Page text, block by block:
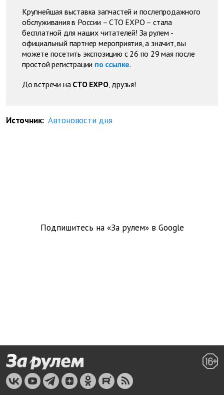
Крупнейшая выставка запчастей и послепродажного
обслуживания в России – СТО EXPO – стала
бесплатной для наших читателей! За рулем -
официальный партнер мероприятия, а значит, вы
можете посетить экспозицию с 26 по 29 мая после
простой регистрации по ссылке.
До встречи на СТО EXPO, друзья!
Источник: Автоновости дня
Подпишитесь на «За рулем» в Google